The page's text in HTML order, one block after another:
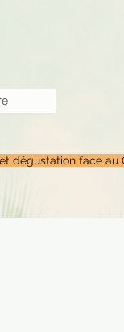
dégustation face au